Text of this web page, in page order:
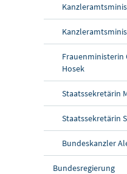
Frauenministerin
Hosek
Staatssekretärin
Staatssekretärin
Bundeskanzler
Bundesregierung